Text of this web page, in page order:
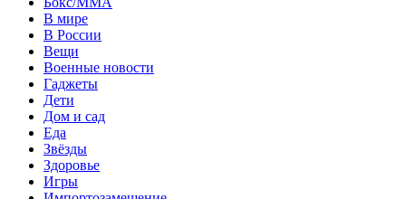
В мире
В России
Вещи
Военные новости
Гаджеты
Дети
Дом и сад
Еда
Звёзды
Здоровье
Игры